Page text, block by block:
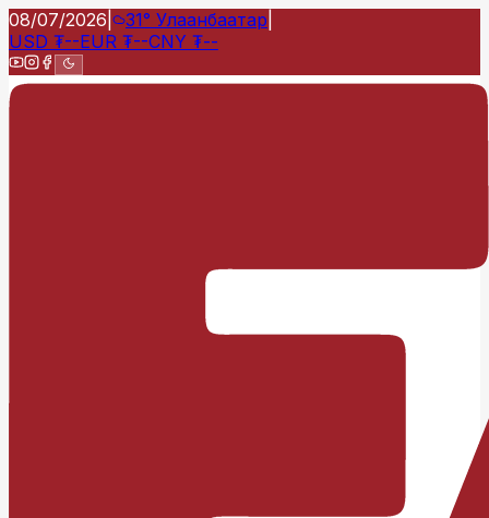
08/07/2026 31° Улаанбаатар
USD ₮--EUR ₮--CNY ₮--